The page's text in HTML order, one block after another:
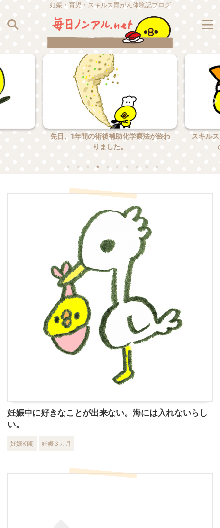
妊娠・育児・スキルス胃がん体験記ブログ
先日、1年間の術後補助化学療法が終わ
りました。
スキル
妊娠中に好きなことが出来ない。海には入れないらし
い。
妊娠初期 妊娠３カ月